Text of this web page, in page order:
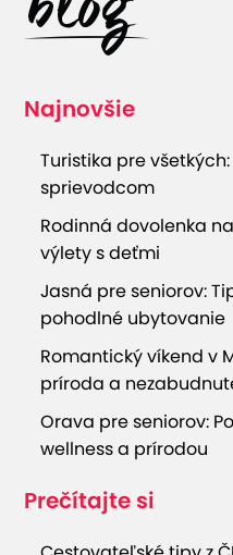
Najnovšie
Turistika pre
sprievodcom
Rodinná dovolenka
výlety s deťmi
Jasná pre seniorov:
pohodlné ubytovanie
Romantický víkend v
príroda a
Orava pre seniorov:
wellness a prírodou
Prečítajte si